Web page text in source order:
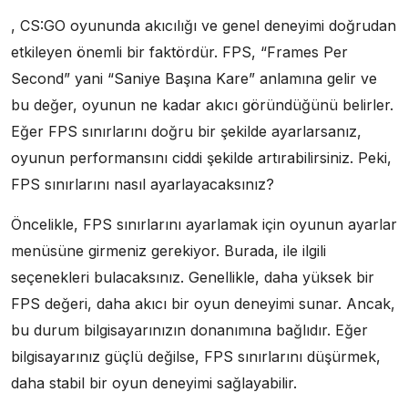
, CS:GO oyununda akıcılığı ve genel deneyimi doğrudan
etkileyen önemli bir faktördür. FPS, “Frames Per
Second” yani “Saniye Başına Kare” anlamına gelir ve
bu değer, oyunun ne kadar akıcı göründüğünü belirler.
Eğer FPS sınırlarını doğru bir şekilde ayarlarsanız,
oyunun performansını ciddi şekilde artırabilirsiniz. Peki,
FPS sınırlarını nasıl ayarlayacaksınız?
Öncelikle, FPS sınırlarını ayarlamak için oyunun ayarlar
menüsüne girmeniz gerekiyor. Burada, ile ilgili
seçenekleri bulacaksınız. Genellikle, daha yüksek bir
FPS değeri, daha akıcı bir oyun deneyimi sunar. Ancak,
bu durum bilgisayarınızın donanımına bağlıdır. Eğer
bilgisayarınız güçlü değilse, FPS sınırlarını düşürmek,
daha stabil bir oyun deneyimi sağlayabilir.